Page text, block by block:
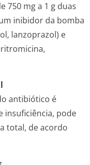
750 mg a 1 g duas
inibidor da bomba
lanzoprazol) e
antibiótico é
insuficiência, pode
total, de acordo